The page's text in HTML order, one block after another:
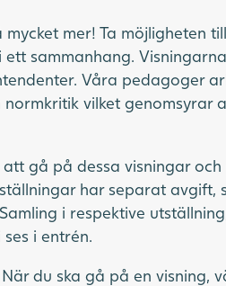
mer! Ta möjligheten
ett sammanhang.
Våra pedagoger
vilket genomsyrar
gå på dessa visningar och
har separat avgift,
i respektive
i entrén.
du ska gå på en visning,